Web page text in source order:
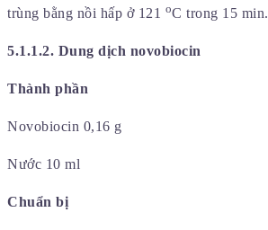
trùng bằng nồi hấp ở 121 oC trong 15 min.
5.1.1.2. Dung dịch novobiocin
Thành phần
Novobiocin 0,16 g
Nước 10 ml
Chuẩn bị